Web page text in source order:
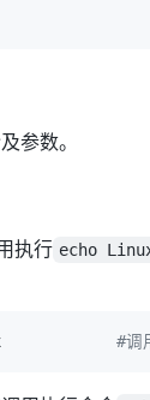
参数。
执行 echo
#调